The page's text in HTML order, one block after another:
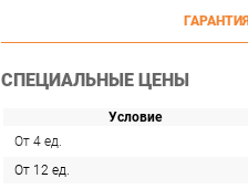
СПЕЦИАЛЬНЫЕ ЦЕНЫ
Условие
От 4 ед.
От 12 ед.